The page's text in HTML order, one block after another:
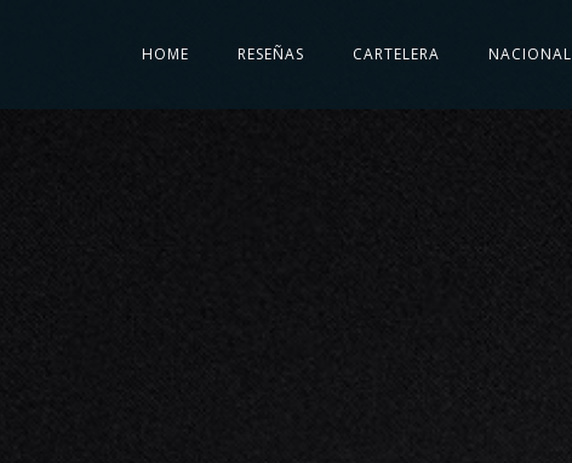
HOME RESEÑAS CARTELERA NACIONAL